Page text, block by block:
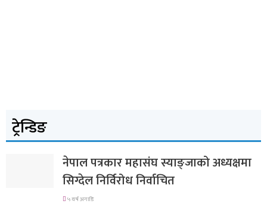
ट्रेन्डिङ
नेपाल पत्रकार महासंघ स्याङ्जाको अध्यक्षमा
सिग्देल निर्विरोध निर्वाचित
५ वर्ष अगाडि